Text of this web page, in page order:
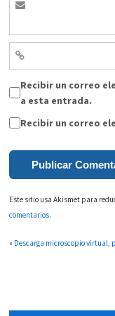
Recibir un correo
a esta entrada.
Recibir un correo
Este sitio usa Akismet para
comentarios.
« Descarga microscopio virtual,